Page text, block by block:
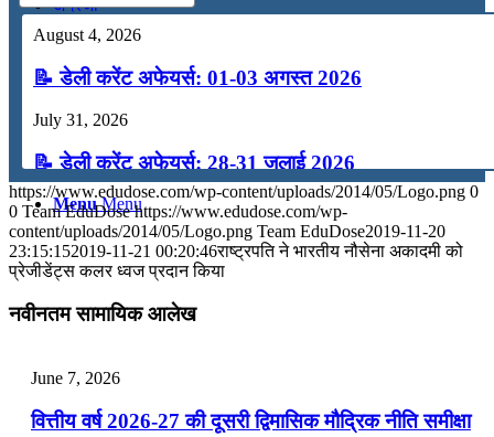
अंग्रेजी
मॉक टेस्ट
Menu Menu
August 4, 2026
📝 डेली करेंट अफेयर्स: 01-03 अगस्त 2026
July 31, 2026
📝 डेली करेंट अफेयर्स: 28-31 जुलाई 2026
July 28, 2026
📝 डेली करेंट अफेयर्स: 25-27 जुलाई 2026
July 22, 2026
📝 डेली करेंट अफेयर्स: 19-21 जुलाई 2026
https://www.edudose.com/wp-content/uploads/2014/05/Logo.png 0
0 Team EduDose https://www.edudose.com/wp-
content/uploads/2014/05/Logo.png Team EduDose2019-11-20
23:15:152019-11-21 00:20:46राष्‍ट्रपति ने भारतीय नौसेना अकादमी को
प्रेजीडेंट्स कलर ध्‍वज प्रदान किया
नवीनतम सामायिक आलेख
June 7, 2026
वित्तीय वर्ष 2026-27 की दूसरी द्विमासिक मौद्रिक नीति समीक्षा